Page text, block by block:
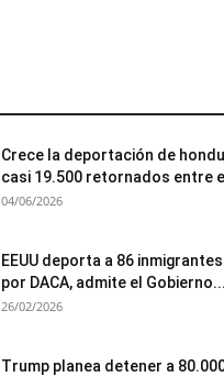
Crece la deportación de
casi 19.500 retornados entre
04/06/2026
EEUU deporta a 86
por DACA, admite el Gobierno...
26/02/2026
Trump planea detener a